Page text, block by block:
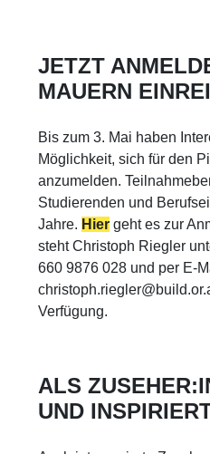
JETZT
MAUERN
Bis zum 3. Mai haben
Möglichkeit, sich für den
anzumelden.
Studierenden und
Jahre. Hiergeht es zur
steht Christoph Riegler
660 9876 028 und per E-
Verfügung.
ALS
UND